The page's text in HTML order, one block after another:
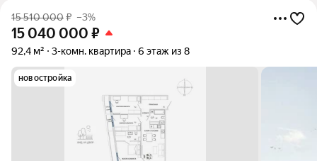
15 510 000₽ –3%
15 040 000 ₽
92,4 м² 3-комн. квартира 6 этаж из 8
новостройка